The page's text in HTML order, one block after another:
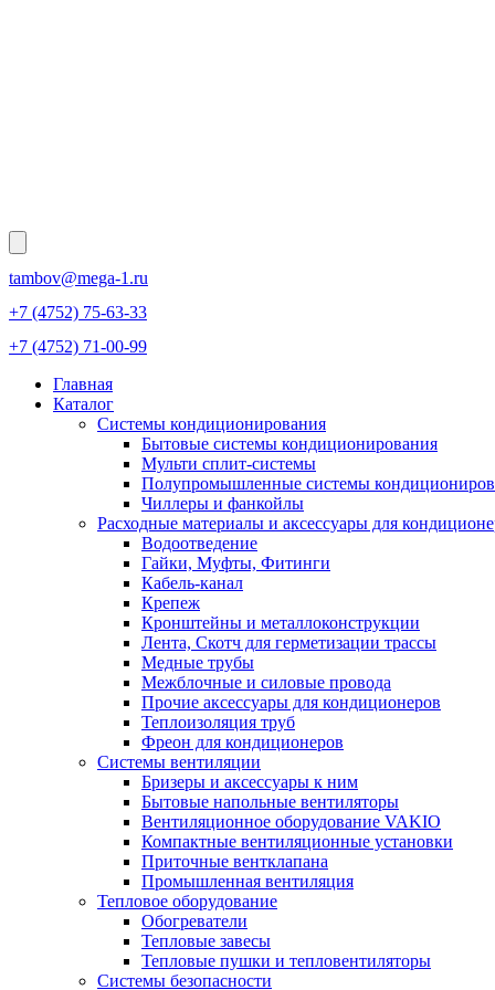
tambov@mega-1.ru
+7 (4752) 75-63-33
+7 (4752) 71-00-99
Главная
Каталог
Системы кондиционирования
Бытовые системы кондиционирования
Мульти сплит-системы
Полупромышленные системы
Чиллеры и фанкойлы
Расходные материалы и аксессуары для
Водоотведение
Гайки, Муфты, Фитинги
Кабель-канал
Крепеж
Кронштейны и металлоконструкции
Лента, Скотч для герметизации трассы
Медные трубы
Межблочные и силовые провода
Прочие аксессуары для кондиционеров
Теплоизоляция труб
Фреон для кондиционеров
Системы вентиляции
Бризеры и аксессуары к ним
Бытовые напольные вентиляторы
Вентиляционное оборудование VAKIO
Компактные вентиляционные установки
Приточные вентклапана
Промышленная вентиляция
Тепловое оборудование
Обогреватели
Тепловые завесы
Тепловые пушки и тепловентиляторы
Системы безопасности